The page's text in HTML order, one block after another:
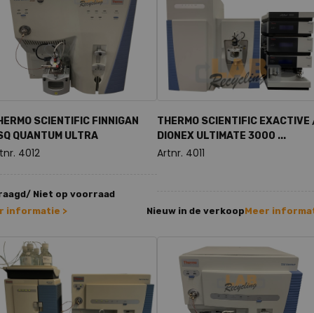
SCIENTIFIC FINNIGAN
QUANTUM ULTRA
4012
Niet op voorraad
informatie >
THERMO SCIENTIFIC EXACTIVE
DIONEX ULTIMATE 3000 ...
Artnr. 4011
Nieuw in de verkoopMeer